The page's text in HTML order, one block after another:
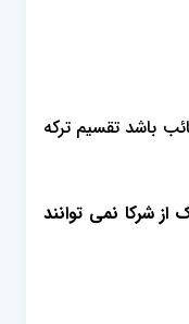
باشد تقسیم ترکه
شرکا نمی توانند